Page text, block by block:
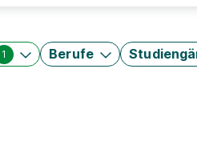
1 Berufe